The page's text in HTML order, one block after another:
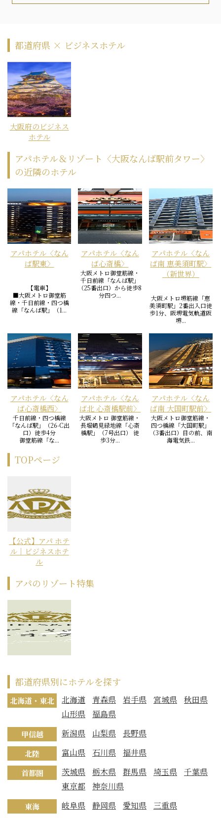
都道府県 × ビジネスホテル
大阪府のビジネス
ホテル
アパホテル＆リゾート〈大阪なんば駅前タワー〉
の近隣のホテル
アパホテル〈なん
ば駅東〉
【電車】
■大阪メトロ御堂筋
線・千日前線・四つ橋
線「なんば駅」（1...
アパホテル〈なん
ば心斎橋〉
大阪メトロ御堂筋線・
千日前線「なんば駅」
（25番出口）から徒歩8
分四つ...
アパホテル〈なん
ば南 恵美須町駅〉
（新世界）
大阪メトロ堺筋線「恵
美須町駅」2番出入口徒
歩1分、阪堺電気軌道阪
堺...
アパホテル〈なん
ば心斎橋西〉
千日前線・四つ橋線
「なんば駅」（26-C出
口）徒歩4分
御堂筋線「な...
アパホテル〈なん
ば北 心斎橋駅前〉
大阪メトロ 御堂筋線・
長堀鶴見緑地線「心斎
橋駅」（7号出口） 徒
歩3分...
アパホテル〈なん
ば南 大国町駅前〉
大阪メトロ御堂筋線・
四つ橋線「大国町駅」
（3番出口）目の前、南
海電気鉄...
TOPページ
【公式】アパ ホテ
ル｜ビジネスホテ
ル
アパのリゾート特集
都道府県別にホテルを探す
北海道・東北 北海道 青森県 岩手県 宮城県
秋田県
山形県
福島県
甲信越 新潟県 山梨県 長野県
北陸 富山県 石川県 福井県
首都圏 茨城県 栃木県 群馬県 埼玉県
千葉県
東京都
神奈川県
東海 岐阜県 静岡県 愛知県 三重県